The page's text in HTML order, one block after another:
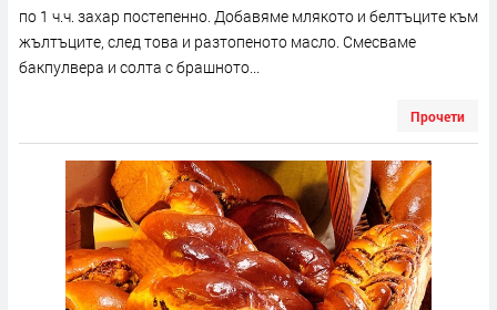
по 1 ч.ч. захар постепенно. Добавяме млякото и белтъците към
жълтъците, след това и разтопеното масло. Смесваме
бакпулвера и солта с брашното...
Прочети